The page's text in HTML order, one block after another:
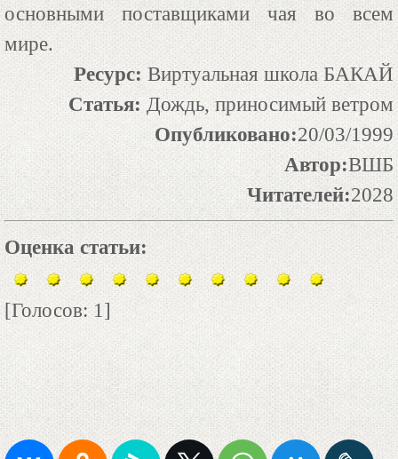
основными поставщиками чая во всем
мире.
Ресурс: Виртуальная школа БАКАЙ
Статья: Дождь, приносимый ветром
Опубликовано:20/03/1999
Автор:ВШБ
Читателей:2028
Оценка статьи:
[Голосов: 1]